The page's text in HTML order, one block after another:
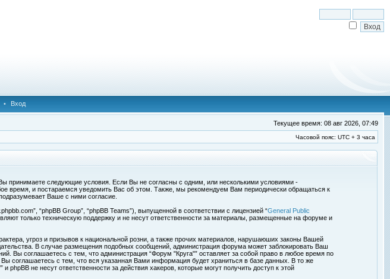
• Вход
Текущее время: 08 авг 2026, 07:49
Часовой пояс: UTC + 3 часа
принимаете следующие условия. Если Вы не согласны с одним, или несколькими условиями -
время, и постараемся уведомить Вас об этом. Также, мы рекомендуем Вам периодически обращаться к
Ваше с ними согласие.
“phpBB Group”, “phpBB Teams”), выпущенной в соответствии с лицензией “General Public
только техническую поддержку и не несут ответственности за материалы, размещенные на форуме и
угроз и призывов к национальной розни, а также прочих материалов, нарушаюших законы Вашей
В случае размещения подобных сообщений, администрация форума может заблокировать Ваш
Вы соглашаетесь с тем, что администрация “Форум "Круга"” оставляет за собой право в любое время по
соглашаетесь с тем, что вся указанная Вами информация будет храниться в базе данных. В то же
не несут ответственности за действия хакеров, которые могут получить доступ к этой